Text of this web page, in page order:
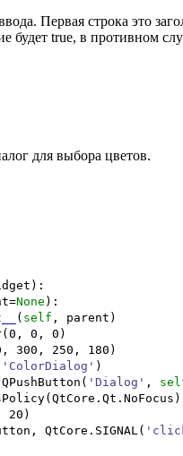
Первая строка это
будет true, в противном
для выбора цветов.
) :
None ) :
( self , parent )
( 0 , 0 , 0 )
, 300 , 250 , 180 )
'ColorDialog' )
QPushButton ( 'Dialog' ,
( QtCore. Qt . NoFocus )
20 )
, QtCore. SIGNAL(